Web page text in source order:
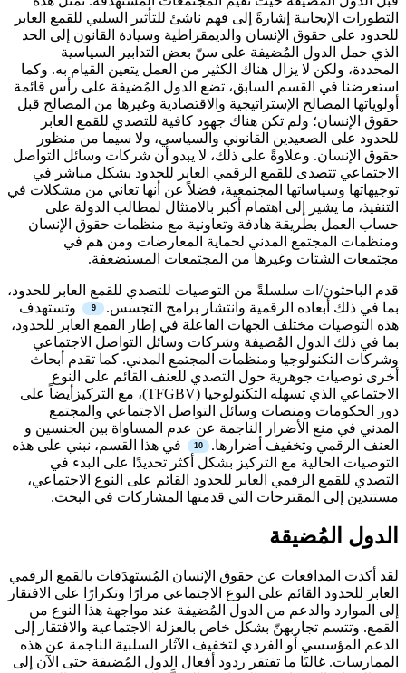
التطورات الإيجابية إشارةً إلى فهم ناشئ للتأثير السلبي للقمع العابر
للحدود على حقوق الإنسان والديمقراطية وسيادة القانون إلى الحد
الذي حمل الدول المُضيفة على سنّ بعض التدابير السياسية
المحددة، ولكن لا يزال هناك الكثير من العمل يتعين القيام به. وكما
استعرضنا في القسم السابق، تضع الدول المُضيفة على رأس قائمة
أولوياتها المصالح الإستراتيجية والاقتصادية وغيرها من المصالح قبل
حقوق الإنسان؛ ولم تكن هناك جهود كافية للتصدي للقمع العابر
للحدود على الصعيدين القانوني والسياسي، ولا سيما من منظور
حقوق الإنسان. وعلاوةً على ذلك، لا يبدو أن شركات وسائل التواصل
الاجتماعي تتصدى للقمع الرقمي العابر للحدود بشكل مباشر في
توجيهاتها وسياساتها المجتمعية، فضلاً عن أنها تعاني من مشكلات في
التنفيذ، ما يشير إلى اهتمام أكبر بالامتثال لمطالب الدولة على
حساب العمل بطريقة هادفة وتعاونية مع منظمات حقوق الإنسان
ومنظمات المجتمع المدني لحماية المعارضات ومن هم في
مجتمعات الشتات وغيرها من المجتمعات المستضعفة.
قدم الباحثون/ات سلسلةً من التوصيات للتصدي للقمع العابر للحدود،
بما في ذلك أبعاده الرقمية وانتشار برامج التجسس.
وتستهدف
هذه التوصيات مختلف الجهات الفاعلة في إطار القمع العابر للحدود،
بما في ذلك الدول المُضيفة وشركات وسائل التواصل الاجتماعي
وشركات التكنولوجيا ومنظمات المجتمع المدني. كما تقدم أبحاث
أخرى توصيات جوهرية حول التصدي للعنف القائم على النوع
الاجتماعي الذي تسهله التكنولوجيا (TFGBV)، مع التركيزأيضاً على
دور الحكومات ومنصات وسائل التواصل الاجتماعي والمجتمع
المدني في منع الأضرار الناجمة عن عدم المساواة بين الجنسين و
العنف الرقمي وتخفيف أضرارها.
في هذا القسم، نبني على هذه
التوصيات الحالية مع التركيز بشكل أكثر تحديدًا على البدء في
التصدي للقمع الرقمي العابر للحدود القائم على النوع الاجتماعي،
مستندين إلى المقترحات التي قدمتها المشاركات في البحث.
الدول المُضيقة
لقد أكدت المدافعات عن حقوق الإنسان المُستهدَفات بالقمع الرقمي
العابر للحدود القائم على النوع الاجتماعي مرارًا وتكرارًا على الافتقار
إلى الموارد والدعم من الدول المُضيفة عند مواجهة هذا النوع من
القمع. وتتسم تجاربهنّ بشكل خاص بالعزلة الاجتماعية والافتقار إلى
الدعم المؤسسي أو الفردي لتخفيف الآثار السلبية الناجمة عن هذه
الممارسات. غالبًا ما تفتقر ردود أفعال الدول المُضيفة حتى الآن إلى